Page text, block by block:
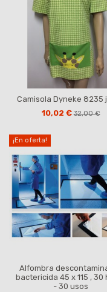
Camisola Dyneke 8235
10,02 €32,00 €
¡En oferta!
Alfombra
bactericida 45 x 115 , 30
- 30 usos